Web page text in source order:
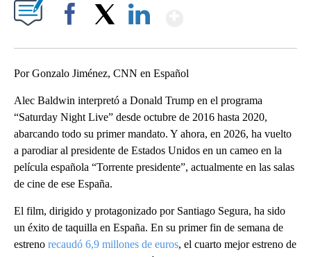
Por Gonzalo Jiménez, CNN en Español
Alec Baldwin interpretó a Donald Trump en el programa
“Saturday Night Live” desde octubre de 2016 hasta 2020,
abarcando todo su primer mandato. Y ahora, en 2026, ha vuelto
a parodiar al presidente de Estados Unidos en un cameo en la
película española “Torrente presidente”, actualmente en las salas
de cine de ese España.
El film, dirigido y protagonizado por Santiago Segura, ha sido
un éxito de taquilla en España. En su primer fin de semana de
estreno recaudó 6,9 millones de euros, el cuarto mejor estreno de